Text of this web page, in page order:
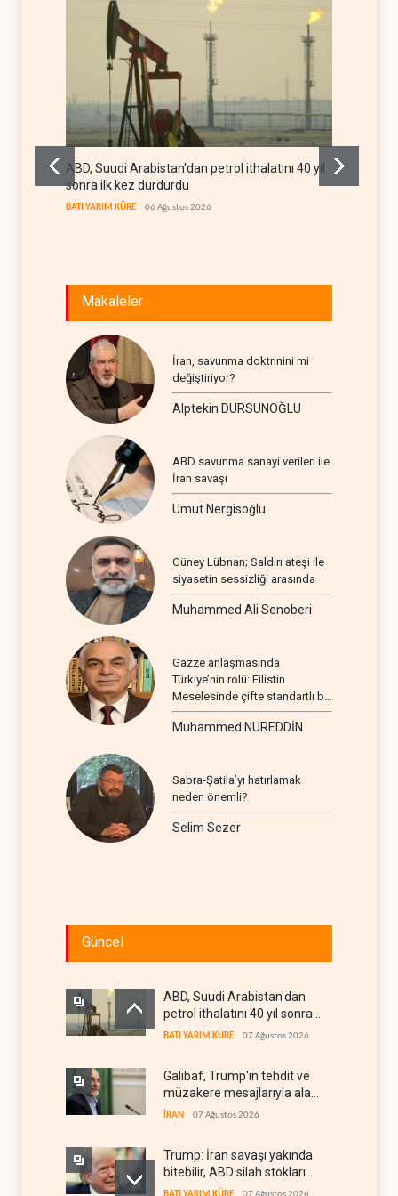
ABD, Suudi Arabistan'dan petrol ithalatını 40 yıl
sonra ilk kez durdurdu
BATI YARIM KÜRE 06 Ağustos 2026
Makaleler
İran, savunma doktrinini mi
değiştiriyor?
Alptekin DURSUNOĞLU
ABD savunma sanayi verileri ile
İran savaşı
Umut Nergisoğlu
Güney Lübnan; Saldırı ateşi ile
siyasetin sessizliği arasında
Muhammed Ali Senoberi
Gazze anlaşmasında
Türkiye’nin rolü: Filistin
Meselesinde çifte standartlı bir
seyir
Muhammed NUREDDİN
Sabra-Şatila’yı hatırlamak
neden önemli?
Selim Sezer
Güncel
ABD, Suudi Arabistan'dan
petrol ithalatını 40 yıl sonra
ilk kez durdurdu
BATI YARIM KÜRE 07 Ağustos 2026
Galibaf, Trump'ın tehdit ve
müzakere mesajlarıyla alay
etti
İRAN 07 Ağustos 2026
Trump: İran savaşı yakında
bitebilir, ABD silah stokları
zorlanıyor